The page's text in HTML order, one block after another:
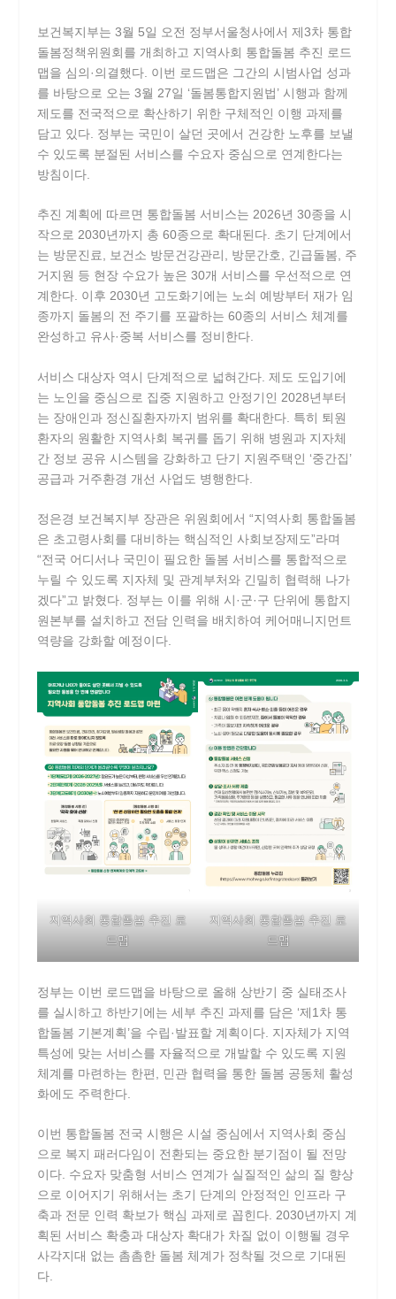
보건복지부는 3월 5일 오전 정부서울청사에서 제3차 통합
돌봄정책위원회를 개최하고 지역사회 통합돌봄 추진 로드
맵을 심의·의결했다. 이번 로드맵은 그간의 시범사업 성과
를 바탕으로 오는 3월 27일 ‘돌봄통합지원법’ 시행과 함께
제도를 전국적으로 확산하기 위한 구체적인 이행 과제를
담고 있다. 정부는 국민이 살던 곳에서 건강한 노후를 보낼
수 있도록 분절된 서비스를 수요자 중심으로 연계한다는
방침이다.
추진 계획에 따르면 통합돌봄 서비스는 2026년 30종을 시
작으로 2030년까지 총 60종으로 확대된다. 초기 단계에서
는 방문진료, 보건소 방문건강관리, 방문간호, 긴급돌봄, 주
거지원 등 현장 수요가 높은 30개 서비스를 우선적으로 연
계한다. 이후 2030년 고도화기에는 노쇠 예방부터 재가 임
종까지 돌봄의 전 주기를 포괄하는 60종의 서비스 체계를
완성하고 유사·중복 서비스를 정비한다.
서비스 대상자 역시 단계적으로 넓혀간다. 제도 도입기에
는 노인을 중심으로 집중 지원하고 안정기인 2028년부터
는 장애인과 정신질환자까지 범위를 확대한다. 특히 퇴원
환자의 원활한 지역사회 복귀를 돕기 위해 병원과 지자체
간 정보 공유 시스템을 강화하고 단기 지원주택인 ‘중간집’
공급과 거주환경 개선 사업도 병행한다.
정은경 보건복지부 장관은 위원회에서 “지역사회 통합돌봄
은 초고령사회를 대비하는 핵심적인 사회보장제도”라며
“전국 어디서나 국민이 필요한 돌봄 서비스를 통합적으로
누릴 수 있도록 지자체 및 관계부처와 긴밀히 협력해 나가
겠다”고 밝혔다. 정부는 이를 위해 시·군·구 단위에 통합지
원본부를 설치하고 전담 인력을 배치하여 케어매니지먼트
역량을 강화할 예정이다.
지역사회 통합돌봄 추진 로
드맵
지역사회 통합돌봄 추진 로
드맵
정부는 이번 로드맵을 바탕으로 올해 상반기 중 실태조사
를 실시하고 하반기에는 세부 추진 과제를 담은 ‘제1차 통
합돌봄 기본계획’을 수립·발표할 계획이다. 지자체가 지역
특성에 맞는 서비스를 자율적으로 개발할 수 있도록 지원
체계를 마련하는 한편, 민관 협력을 통한 돌봄 공동체 활성
화에도 주력한다.
이번 통합돌봄 전국 시행은 시설 중심에서 지역사회 중심
으로 복지 패러다임이 전환되는 중요한 분기점이 될 전망
이다. 수요자 맞춤형 서비스 연계가 실질적인 삶의 질 향상
으로 이어지기 위해서는 초기 단계의 안정적인 인프라 구
축과 전문 인력 확보가 핵심 과제로 꼽힌다. 2030년까지 계
획된 서비스 확충과 대상자 확대가 차질 없이 이행될 경우
사각지대 없는 촘촘한 돌봄 체계가 정착될 것으로 기대된
다.